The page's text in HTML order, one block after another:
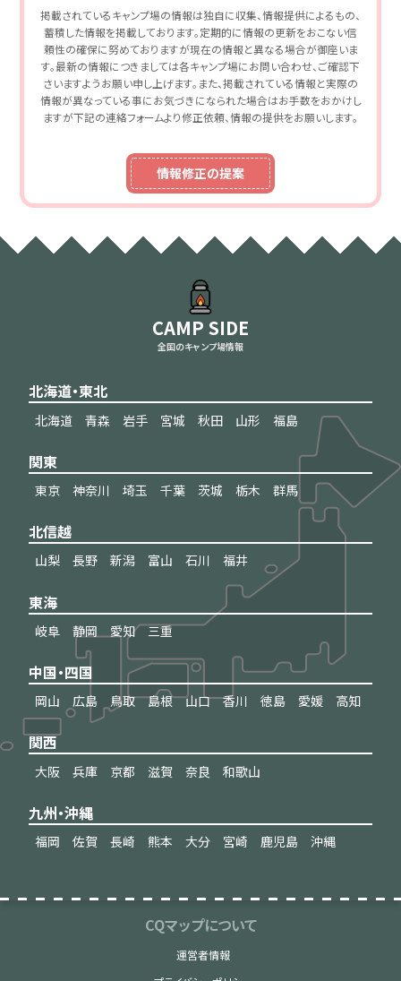
掲載されているキャンプ場の情報は独自に収集、情報提供によるもの、
蓄積した情報を掲載しております。定期的に情報の更新をおこない信
頼性の確保に努めておりますが現在の情報と異なる場合が御座いま
す。最新の情報につきましては各キャンプ場にお問い合わせ、ご確認下
さいますようお願い申し上げます。また、掲載されている情報と実際の
情報が異なっている事にお気づきになられた場合はお手数をおかけし
ますが下記の連絡フォームより修正依頼、情報の提供をお願いします。
情報修正の提案
CAMP SIDE
全国のキャンプ場情報
北海道・東北
北海道 青森 岩手 宮城 秋田 山形 福島
関東
東京 神奈川 埼玉 千葉 茨城 栃木 群馬
北信越
山梨 長野 新潟 富山 石川 福井
東海
岐阜 静岡 愛知 三重
中国・四国
岡山 広島 鳥取 島根 山口 香川 徳島 愛媛 高知
関西
大阪 兵庫 京都 滋賀 奈良 和歌山
九州・沖縄
福岡 佐賀 長崎 熊本 大分 宮崎 鹿児島 沖縄
CQマップについて
運営者情報